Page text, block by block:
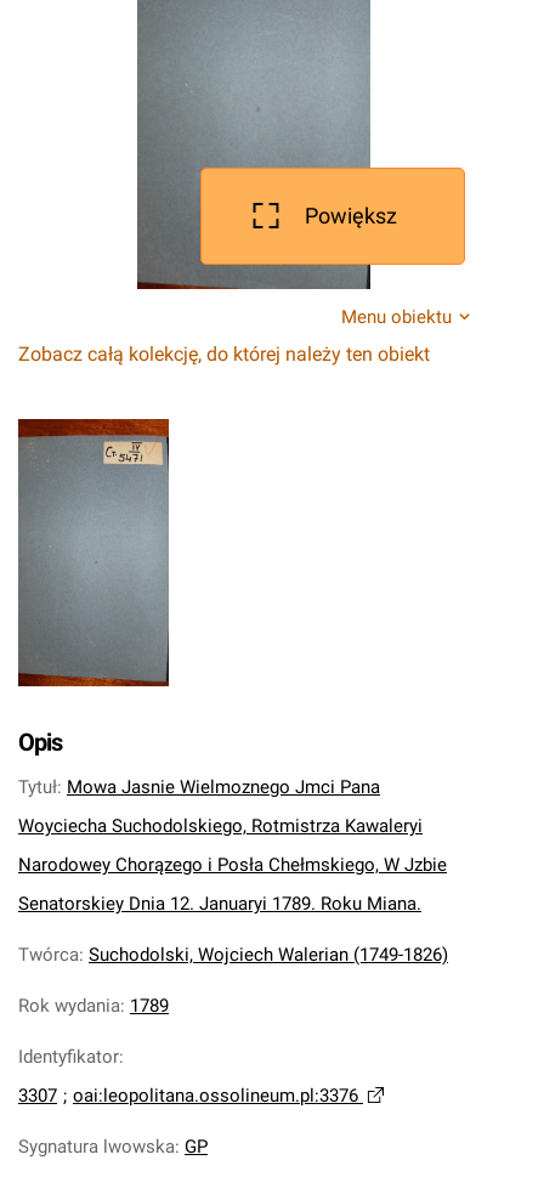
Powiększ
Menu obiektu
Zobacz całą kolekcję, do której należy ten obiekt
Opis
Tytuł: Mowa Jasnie Wielmoznego Jmci Pana
Woyciecha Suchodolskiego, Rotmistrza Kawaleryi
Narodowey Chorązego i Posła Chełmskiego, W Jzbie
Senatorskiey Dnia 12. Januaryi 1789. Roku Miana.
Twórca: Suchodolski, Wojciech Walerian (1749-1826)
Rok wydania: 1789
Identyfikator:
3307 ; oai:leopolitana.ossolineum.pl:3376
Sygnatura lwowska: GP